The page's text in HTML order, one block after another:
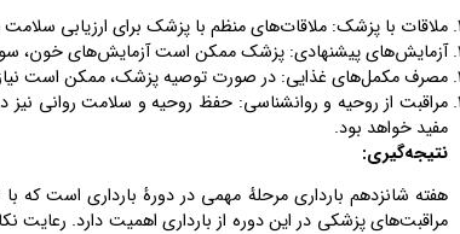
ملاقات با پزشک: ملاقات‌های منظم با پزشک برای ارزیابی
آزمایش‌های پیشنهادی: پزشک ممکن است آزمایش‌های خون،
مصرف مکمل‌های غذایی: در صورت توصیه پزشک، ممکن است نیاز
مراقبت از روحیه و روانشناسی: حفظ روحیه و سلامت روانی نیز
مفید خواهد بود.
نتیجه‌گیری:
هفته شانزدهم بارداری مرحلهٔ مهمی در دورهٔ بارداری است که
مراقبت‌های پزشکی در این دوره از بارداری اهمیت دارد. رعایت